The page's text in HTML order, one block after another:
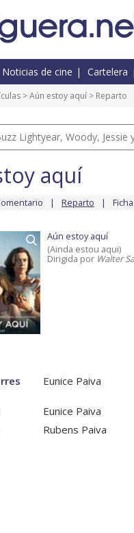
Noticias de cine Cartelera
>Aún estoy aquí > Reparto
Lightyear, Woody,
aquí
Reparto
Aún estoy aquí
(Ainda estou aqui)
Dirigida por Walter
Eunice Paiva
Eunice Paiva
Rubens Paiva